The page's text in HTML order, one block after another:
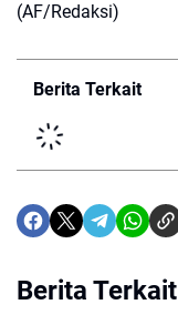
(AF/Redaksi)
Berita Terkait
Berita Terkait